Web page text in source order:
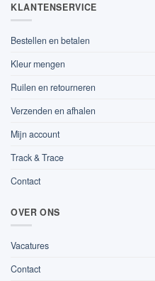
KLANTENSERVICE
Bestellen en betalen
Kleur mengen
Ruilen en retourneren
Verzenden en afhalen
Mijn account
Track & Trace
Contact
OVER ONS
Vacatures
Contact